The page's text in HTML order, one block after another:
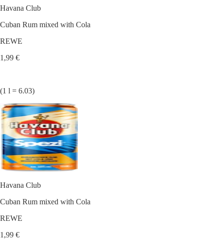
Havana Club
Cuban Rum mixed with Cola
REWE
1,99 €
(1 l = 6.03)
Havana Club
Cuban Rum mixed with Cola
REWE
1,99 €